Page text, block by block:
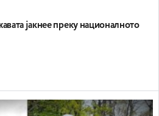
јакнее преку националното